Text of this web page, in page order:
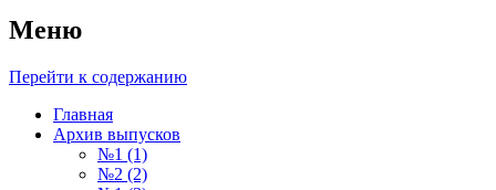
Меню
Перейти к содержанию
Главная
Архив выпусков
№1 (1)
№2 (2)